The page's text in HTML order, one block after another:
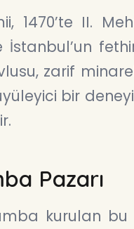
1470’te II.
İstanbul’un
zarif
bir
Pazarı
kurulan bu